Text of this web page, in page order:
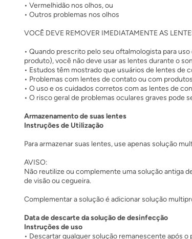
• Vermelhidão nos olhos, ou
• Outros problemas nos olhos
VOCÊ DEVE REMOVER IMEDIATAMENTE AS
• Quando prescrito pelo seu oftalmologista para
produto), você não deve usar as lentes durante o
• Estudos têm mostrado que usuários de lentes de
• Problemas com lentes de contato ou com
• O uso e os cuidados corretos com as lentes de
• O risco geral de problemas oculares graves pode
Armazenamento de suas lentes
Instruções de Utilização
Para armazenar suas lentes, use apenas solução
AVISO:
Não reutilize ou complemente uma solução antiga
de visão ou cegueira.
Complementar a solução é adicionar solução
Data de descarte da solução de desinfecção
Instruções de uso
• Descartar qualquer solução remanescente após